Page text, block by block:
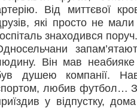
Від миттєвої
які просто не
знаходився поруч.
Він мав
душею компанії.
любив футбол…
у відпустку,